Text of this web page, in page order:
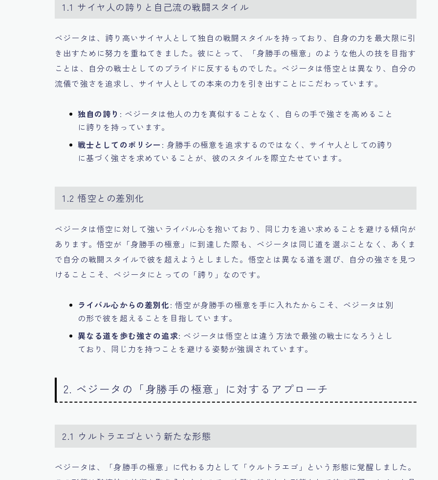
1.1 サイヤ人の誇りと自己流の戦闘スタイル
ベジータは、誇り高いサイヤ人として独自の戦闘スタイルを持っており、自身の力を最大限に引
き出すために努力を重ねてきました。彼にとって、「身勝手の極意」のような他人の技を目指す
ことは、自分の戦士としてのプライドに反するものでした。ベジータは悟空とは異なり、自分の
流儀で強さを追求し、サイヤ人としての本来の力を引き出すことにこだわっています。
独自の誇り : ベジータは他人の力を真似することなく、自らの手で強さを高めること
に誇りを持っています。
戦士としてのポリシー : 身勝手の極意を追求するのではなく、サイヤ人としての誇り
に基づく強さを求めていることが、彼のスタイルを際立たせています。
1.2 悟空との差別化
ベジータは悟空に対して強いライバル心を抱いており、同じ力を追い求めることを避ける傾向が
あります。悟空が「身勝手の極意」に到達した際も、ベジータは同じ道を選ぶことなく、あくま
で自分の戦闘スタイルで彼を超えようとしました。悟空とは異なる道を選び、自分の強さを見つ
けることこそ、ベジータにとっての「誇り」なのです。
ライバル心からの差別化: 悟空が身勝手の極意を手に入れたからこそ、ベジータは別
の形で彼を超えることを目指しています。
異なる道を歩む強さの追求: ベジータは悟空とは違う方法で最強の戦士になろうとし
ており、同じ力を持つことを避ける姿勢が強調されています。
2. ベジータの「身勝手の極意」に対するアプローチ
2.1 ウルトラエゴという新たな形態
ベジータは、「身勝手の極意」に代わる力として「ウルトラエゴ」という形態に覚醒しました。